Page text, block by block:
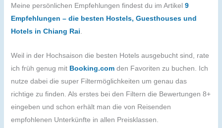
Meine persönlichen Empfehlungen findest du im Artikel 9
Empfehlungen – die besten Hostels, Guesthouses und
Hotels in Chiang Rai.
Weil in der Hochsaison die besten Hotels ausgebucht sind, rate
ich früh genug mit Booking.comden Favoriten zu buchen. Ich
nutze dabei die super Filtermöglichkeiten um genau das
richtige zu finden. Als erstes bei den Filtern die Bewertungen 8+
eingeben und schon erhält man die von Reisenden
empfohlenen Unterkünfte in allen Preisklassen.